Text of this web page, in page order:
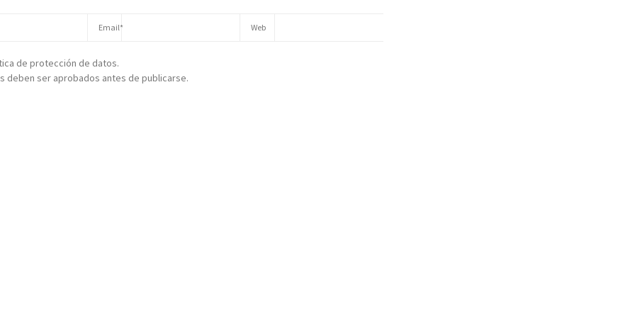
de protección de datos.
deben ser aprobados antes de publicarse.